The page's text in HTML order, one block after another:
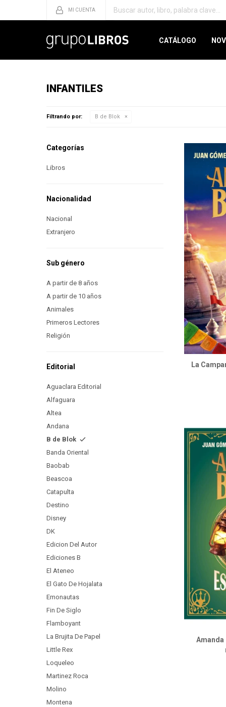
CATÁLOGO
INFANTILES
Filtrando por: B de Blok
La
Amanda
Categorías
Libros
Nacionalidad
Nacional
Extranjero
Sub género
A partir de 8 años
A partir de 10 años
Animales
Primeros Lectores
Religión
Editorial
Aguaclara Editorial
Alfaguara
Altea
Andana
B de Blok
Banda Oriental
Baobab
Beascoa
Catapulta
Destino
Disney
DK
Edicion Del Autor
Ediciones B
El Ateneo
El Gato De Hojalata
Emonautas
Fin De Siglo
Flamboyant
La Brujita De Papel
Little Rex
Loqueleo
Martinez Roca
Molino
Montena